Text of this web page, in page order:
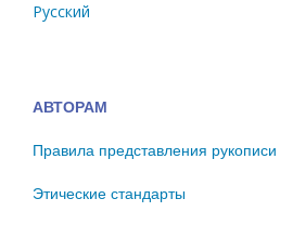
Русский
АВТОРАМ
Правила представления рукописи
Этические стандарты